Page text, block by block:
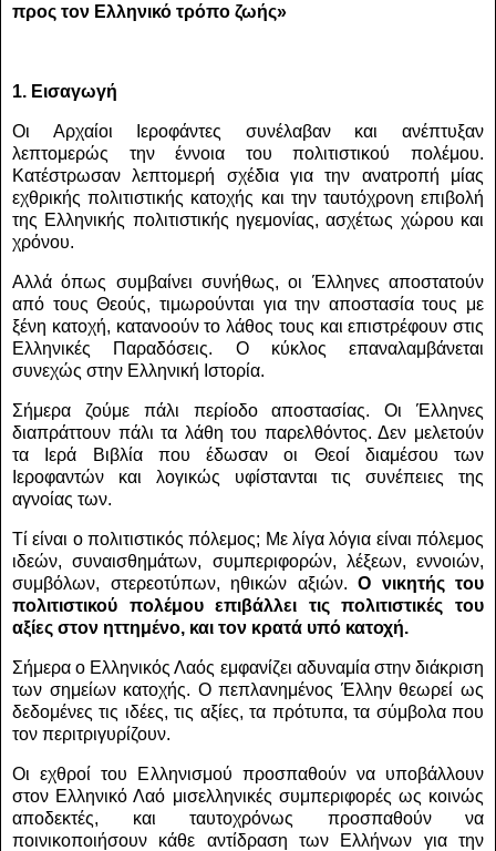
προς τον Ελληνικό τρόπο ζωής»
1. Εισαγωγή
Οι Αρχαίοι Ιεροφάντες συνέλαβαν και ανέπτυξαν
λεπτομερώς την έννοια του πολιτιστικού πολέμου.
Κατέστρωσαν λεπτομερή σχέδια για την ανατροπή μίας
εχθρικής πολιτιστικής κατοχής και την ταυτόχρονη επιβολή
της Ελληνικής πολιτιστικής ηγεμονίας, ασχέτως χώρου και
χρόνου.
Αλλά όπως συμβαίνει συνήθως, οι Έλληνες αποστατούν
από τους Θεούς, τιμωρούνται για την αποστασία τους με
ξένη κατοχή, κατανοούν το λάθος τους και επιστρέφουν στις
Ελληνικές Παραδόσεις. Ο κύκλος επαναλαμβάνεται
συνεχώς στην Ελληνική Ιστορία.
Σήμερα ζούμε πάλι περίοδο αποστασίας. Οι Έλληνες
διαπράττουν πάλι τα λάθη του παρελθόντος. Δεν μελετούν
τα Ιερά Βιβλία που έδωσαν οι Θεοί διαμέσου των
Ιεροφαντών και λογικώς υφίστανται τις συνέπειες της
αγνοίας των.
Τί είναι ο πολιτιστικός πόλεμος; Με λίγα λόγια είναι πόλεμος
ιδεών, συναισθημάτων, συμπεριφορών, λέξεων, εννοιών,
συμβόλων, στερεοτύπων, ηθικών αξιών. Ο νικητής του
πολιτιστικού πολέμου επιβάλλει τις πολιτιστικές του
αξίες στον ηττημένο, και τον κρατά υπό κατοχή.
Σήμερα ο Ελληνικός Λαός εμφανίζει αδυναμία στην διάκριση
των σημείων κατοχής. Ο πεπλανημένος Έλλην θεωρεί ως
δεδομένες τις ιδέες, τις αξίες, τα πρότυπα, τα σύμβολα που
τον περιτριγυρίζουν.
Οι εχθροί του Ελληνισμού προσπαθούν να υποβάλλουν
στον Ελληνικό Λαό μισελληνικές συμπεριφορές ως κοινώς
αποδεκτές, και ταυτοχρόνως προσπαθούν να
ποινικοποιήσουν κάθε αντίδραση των Ελλήνων για την